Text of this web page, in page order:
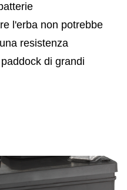
l'erba non potrebbe
resistenza
di grandi